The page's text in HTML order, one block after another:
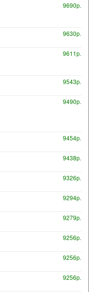
9690р.
9630р.
9611р.
9543р.
9490р.
9454р.
9438р.
9326р.
9294р.
9279р.
9256р.
9256р.
9256р.